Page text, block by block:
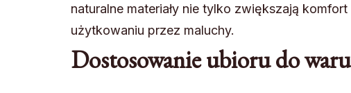
naturalne materiały nie tylko zwiększają
użytkowaniu przez maluchy.
Dostosowanie ubioru do